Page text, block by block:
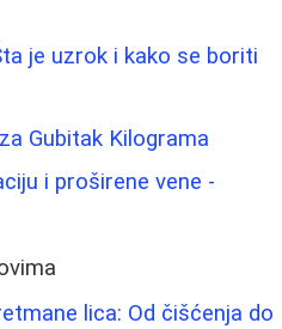
je uzrok i kako se boriti
Gubitak Kilograma
i proširene vene -
lica: Od čišćenja do